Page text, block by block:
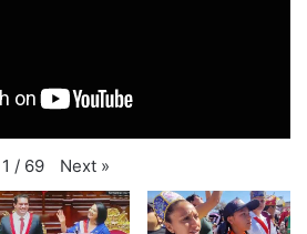
1 / 69 Next »